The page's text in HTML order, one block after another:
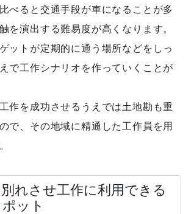
べると交通手段が車になることが多
を演出する難易度が高くなります。
ットが定期的に通う場所などをしっ
で工作シナリオを作っていくことが
作を成功させるうえでは土地勘も重
で、その地域に精通した工作員を用
れさせ工作に利用できる
ット